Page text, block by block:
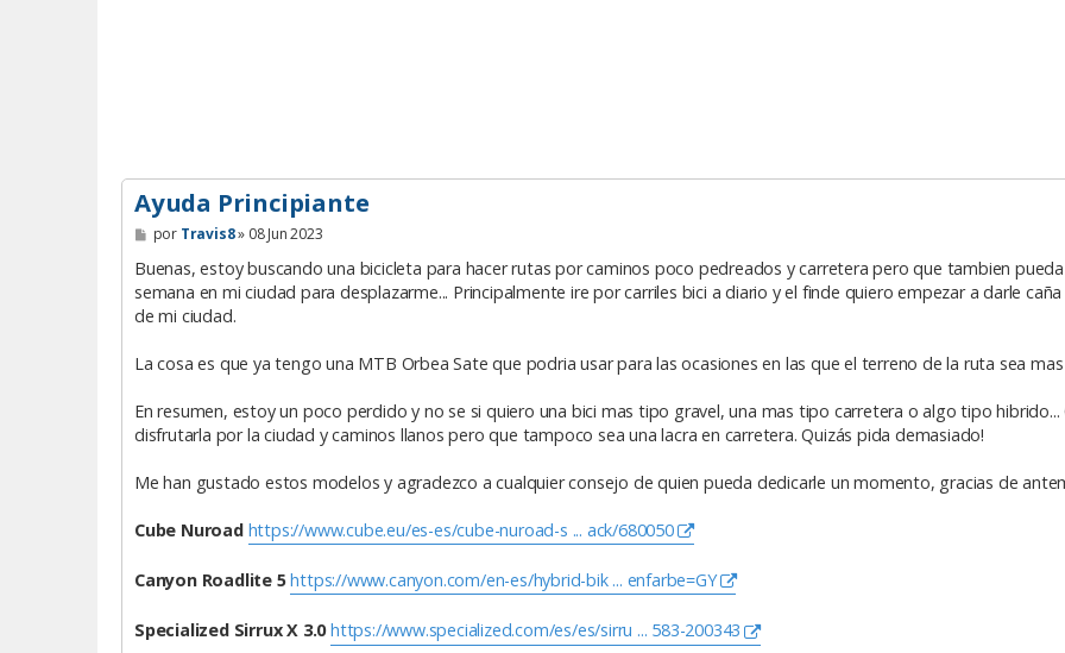
Ayuda Principiante
M
e
n
a
j
por Travis8» 08 Jun 2023
Buenas, estoy buscando una bicicleta para hacer rutas por caminos poco pedreados y carretera pero que tambien
semana en mi ciudad para desplazarme... Principalmente ire por carriles bici a diario y el finde quiero empezar a darle
de mi ciudad.
La cosa es que ya tengo una MTB Orbea Sate que podria usar para las ocasiones en las que el terreno de la ruta sea
En resumen, estoy un poco perdido y no se si quiero una bici mas tipo gravel, una mas tipo carretera o algo tipo
disfrutarla por la ciudad y caminos llanos pero que tampoco sea una lacra en carretera. Quizás pida demasiado!
Me han gustado estos modelos y agradezco a cualquier consejo de quien pueda dedicarle un momento, gracias de
Cube Nuroad https://www.cube.eu/es-es/cube-nuroad-s ... ack/680050
Canyon Roadlite 5 https://www.canyon.com/en-es/hybrid-bik ... enfarbe=GY
Specialized Sirrux X 3.0 https://www.specialized.com/es/es/sirru ... 583-200343